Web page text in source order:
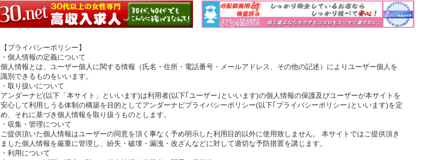
【プライバシーポリシー】
・個人情報の定義について
個人情報とは、ユーザー個人に関する情報（氏名・住所・電話番号・メールアドレス、その他の記述）によりユーザー個人を
識別できるものをいいます。
・取り扱いについて
アンダーナビ(以下「本サイト」といいます)は利用者(以下｢ユーザー｣といいます)の個人情報の保護及びユーザーが本サイトを
安心して利用しうる体制の構築を目的としてアンダーナビプライバシーポリシー(以下｢プライバシーポリシー｣といいます)を定
め、それに基づき個人情報を取り扱うものとします。
・収集・管理について
ご提供頂いた個人情報はユーザーの同意を頂く事なく予め明示した利用目的以外に使用致しません。 本サイトではご提供頂き
ました個人情報を厳重に管理し、紛失・破壊・漏洩・改ざんなどに対して適切な予防措置を講じます。
・利用について